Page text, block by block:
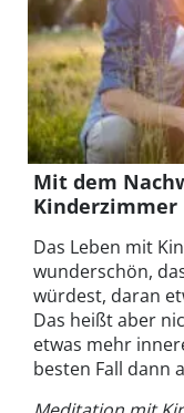
Mit dem
Kinderzimmer
Das Leben mit
wunderschön,
würdest, daran
Das heißt aber
etwas mehr
besten Fall dann